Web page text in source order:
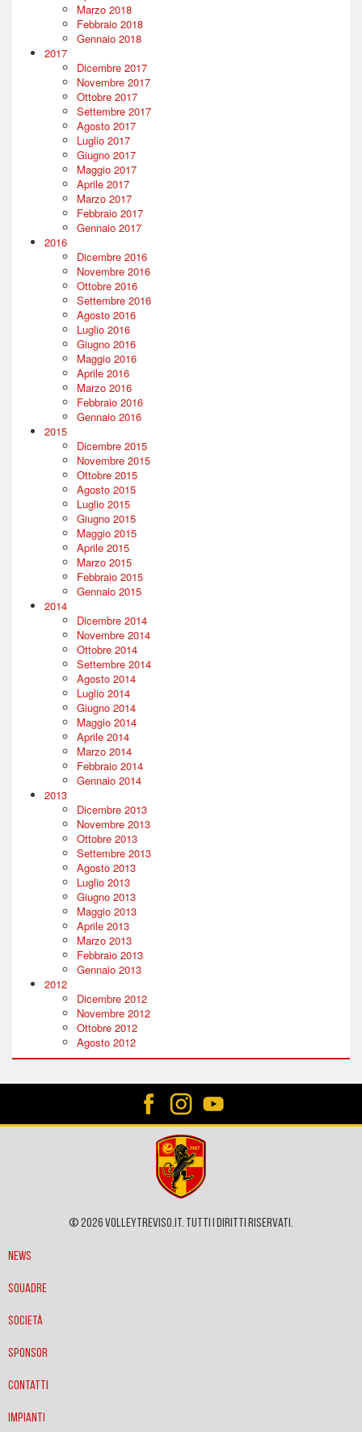
Marzo 2018
Febbraio 2018
Gennaio 2018
2017
Dicembre 2017
Novembre 2017
Ottobre 2017
Settembre 2017
Agosto 2017
Luglio 2017
Giugno 2017
Maggio 2017
Aprile 2017
Marzo 2017
Febbraio 2017
Gennaio 2017
2016
Dicembre 2016
Novembre 2016
Ottobre 2016
Settembre 2016
Agosto 2016
Luglio 2016
Giugno 2016
Maggio 2016
Aprile 2016
Marzo 2016
Febbraio 2016
Gennaio 2016
2015
Dicembre 2015
Novembre 2015
Ottobre 2015
Agosto 2015
Luglio 2015
Giugno 2015
Maggio 2015
Aprile 2015
Marzo 2015
Febbraio 2015
Gennaio 2015
2014
Dicembre 2014
Novembre 2014
Ottobre 2014
Settembre 2014
Agosto 2014
Luglio 2014
Giugno 2014
Maggio 2014
Aprile 2014
Marzo 2014
Febbraio 2014
Gennaio 2014
2013
Dicembre 2013
Novembre 2013
Ottobre 2013
Settembre 2013
Agosto 2013
Luglio 2013
Giugno 2013
Maggio 2013
Aprile 2013
Marzo 2013
Febbraio 2013
Gennaio 2013
2012
Dicembre 2012
Novembre 2012
Ottobre 2012
Agosto 2012
© 2026 VOLLEYTREVISO.IT. Tutti i diritti riservati.
News
Squadre
Società
Sponsor
Contatti
Impianti